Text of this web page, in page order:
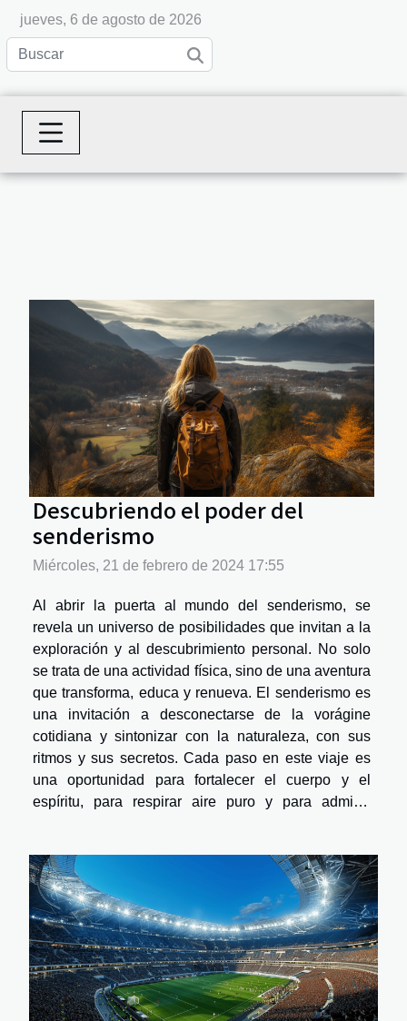
jueves, 6 de agosto de 2026
Descubriendo el poder del
senderismo
Miércoles, 21 de febrero de 2024 17:55
Al abrir la puerta al mundo del senderismo, se
revela un universo de posibilidades que invitan a la
exploración y al descubrimiento personal. No solo
se trata de una actividad física, sino de una aventura
que transforma, educa y renueva. El senderismo es
una invitación a desconectarse de la vorágine
cotidiana y sintonizar con la naturaleza, con sus
ritmos y sus secretos. Cada paso en este viaje es
una oportunidad para fortalecer el cuerpo y el
espíritu, para respirar aire puro y para admirar